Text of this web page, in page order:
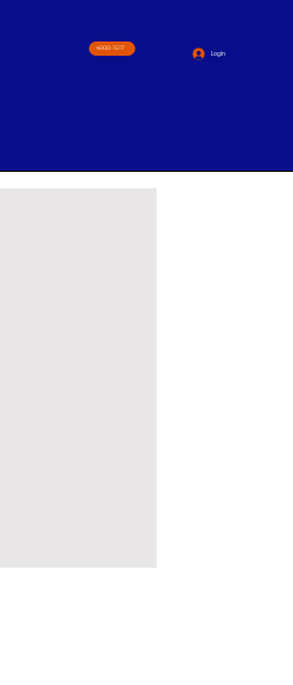
4000-1517
Login